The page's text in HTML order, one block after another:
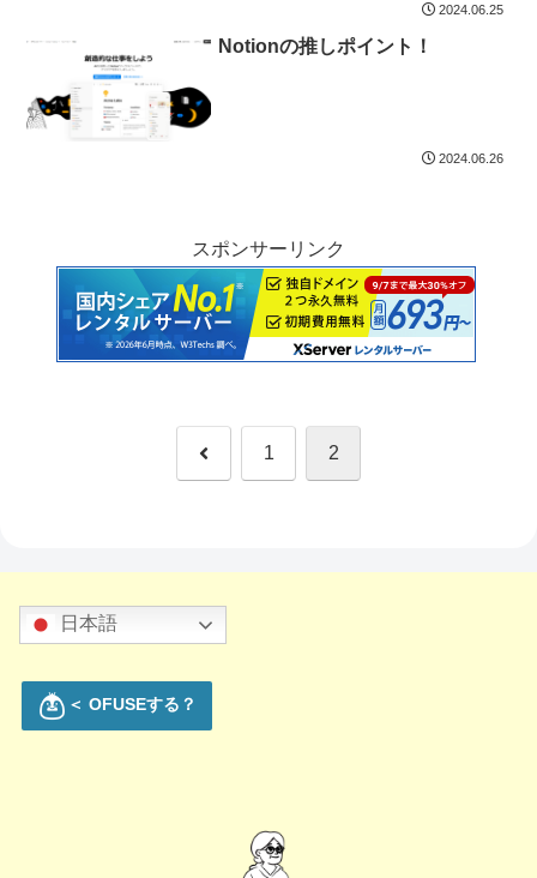
2024.06.25
Notionの推しポイント！
2024.06.26
スポンサーリンク
前 1 2
日本語
＜ OFUSEする？